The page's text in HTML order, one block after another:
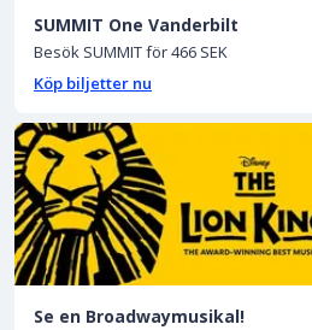
SUMMIT One Vanderbilt
Besök SUMMIT för 466 SEK
Köp biljetter nu
Se en Broadwaymusikal!